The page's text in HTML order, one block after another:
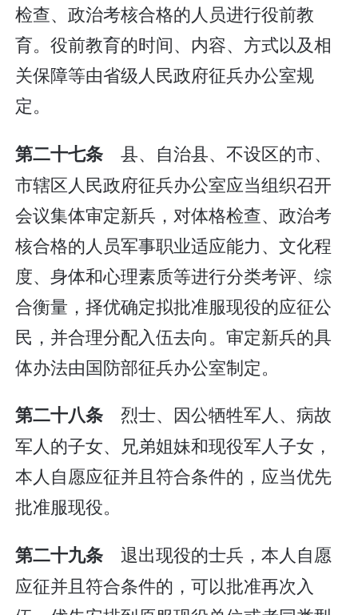
检查、政治考核合格的人员进行役前教
育。役前教育的时间、内容、方式以及相
关保障等由省级人民政府征兵办公室规
定。
第二十七条 县、自治县、不设区的市、
市辖区人民政府征兵办公室应当组织召开
会议集体审定新兵，对体格检查、政治考
核合格的人员军事职业适应能力、文化程
度、身体和心理素质等进行分类考评、综
合衡量，择优确定拟批准服现役的应征公
民，并合理分配入伍去向。审定新兵的具
体办法由国防部征兵办公室制定。
第二十八条 烈士、因公牺牲军人、病故
军人的子女、兄弟姐妹和现役军人子女，
本人自愿应征并且符合条件的，应当优先
批准服现役。
第二十九条 退出现役的士兵，本人自愿
应征并且符合条件的，可以批准再次入